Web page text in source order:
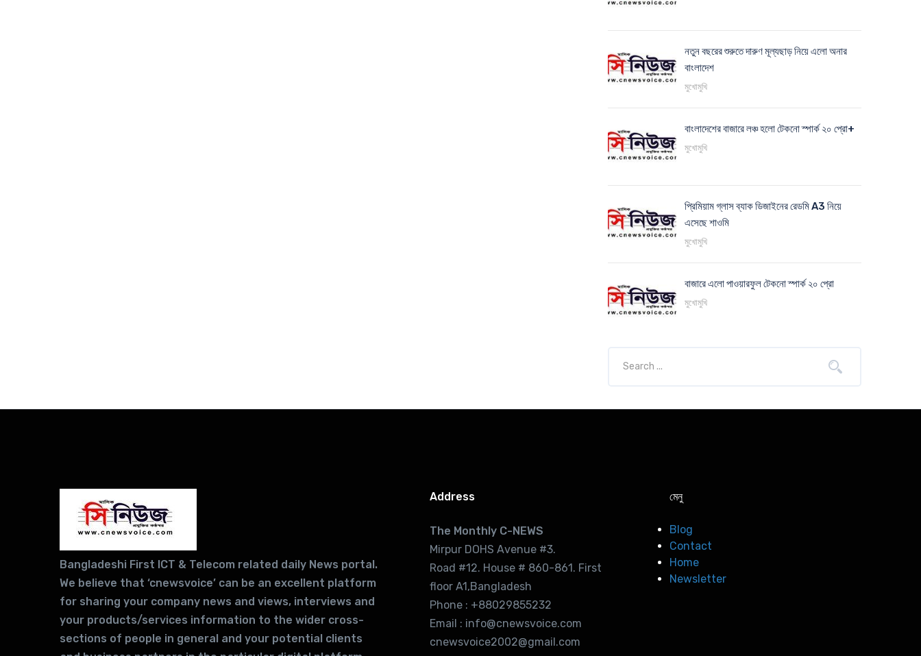
নতুন বছরের শুরুতে দারুণ মূল্যছাড় নিয়ে এলো অনার
বাংলাদেশ
মুখোমুখি
বাংলাদেশের বাজারে লঞ্চ হলো টেকনো স্পার্ক ২০ প্রো+
মুখোমুখি
প্রিমিয়াম গ্লাস ব্যাক ডিজাইনের রেডমি A3 নিয়ে
এসেছে শাওমি
মুখোমুখি
বাজারে এলো পাওয়ারফুল টেকনো স্পার্ক ২০ প্রো
মুখোমুখি
Bangladeshi First ICT & Telecom related daily News portal.
We believe that ‘cnewsvoice’ can be an excellent platform
for sharing your company news and views, interviews and
your products/services information to the wider cross-
sections of people in general and your potential clients
Address
The Monthly C-NEWS
Mirpur DOHS Avenue #3.
Road #12. House # 860-861. First
floor A1,Bangladesh
Phone : +88029855232
Email : info@cnewsvoice.com
cnewsvoice2002@gmail.com
মেনু
Blog
Contact
Home
Newsletter